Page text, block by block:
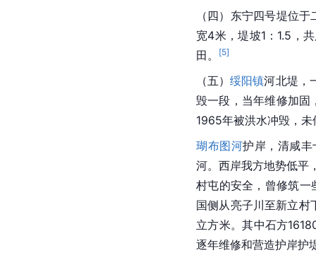
（四）东宁四号堤位
宽4米，堤坡1：1.5，
田。
[5]
（五）绥阳镇河北堤，
毁一段，当年维修加
1965年被洪水冲毁，
瑚布图河护岸，清咸
河。西岸我方地势低平
村屯的安全，曾修筑
国侧从亮子川至新立村
立方米。其中石方
逐年维修和营造护岸护